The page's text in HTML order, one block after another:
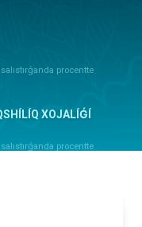
procentte
XOJALÍǴÍ
procentte